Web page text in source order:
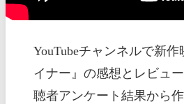
YouTubeチャンネルで新
イナー』の感想とレビュ
聴者アンケート結果から